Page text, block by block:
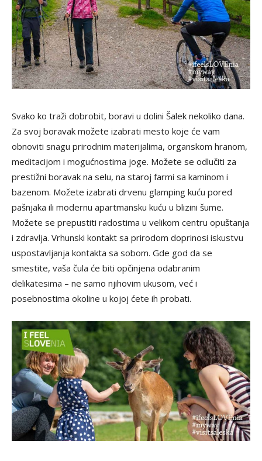
Svako ko traži dobrobit, boravi u dolini Šalek nekoliko dana.
Za svoj boravak možete izabrati mesto koje će vam
obnoviti snagu prirodnim materijalima, organskom hranom,
meditacijom i mogućnostima joge. Možete se odlučiti za
prestižni boravak na selu, na staroj farmi sa kaminom i
bazenom. Možete izabrati drvenu glamping kuću pored
pašnjaka ili modernu apartmansku kuću u blizini šume.
Možete se prepustiti radostima u velikom centru opuštanja
i zdravlja. Vrhunski kontakt sa prirodom doprinosi iskustvu
uspostavljanja kontakta sa sobom. Gde god da se
smestite, vaša čula će biti opčinjena odabranim
delikatesima – ne samo njihovim ukusom, već i
posebnostima okoline u kojoj ćete ih probati.